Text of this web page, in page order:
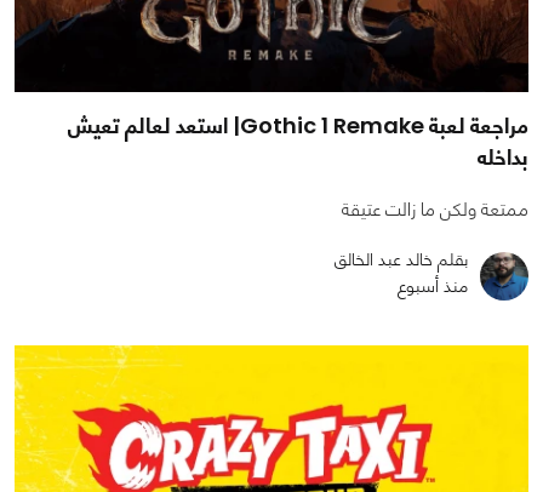
مراجعة لعبة Gothic 1 Remake| استعد لعالم تعيش
بداخله
ممتعة ولكن ما زالت عتيقة
بقلم خالد عبد الخالق
منذ أسبوع